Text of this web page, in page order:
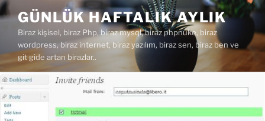
İçeriğe
geç
GÜNLÜK HAFTALIK AYLIK
Biraz kişisel, biraz Php, biraz mysql, biraz phpnuke, biraz
wordpress, biraz internet, biraz yazılım, biraz sen, biraz ben ve
git gide artan birazlar..